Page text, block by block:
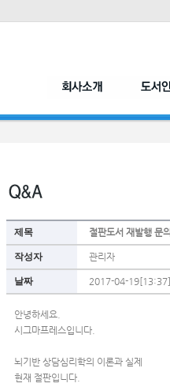
제목 절판도서 재발행 문
작성자 관리자
날짜 2017-04-19[13:37]
안녕하세요.
시그마프레스입니다.
뇌기반 상담심리학의 이론과 실제
현재 절판입니다.